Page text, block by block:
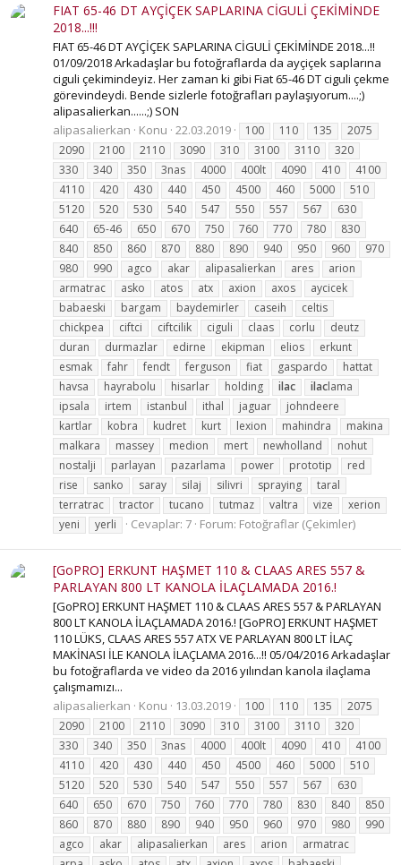
FIAT 65-46 DT AYÇİÇEK SAPLARINA CİGULİ ÇEKİMİNDE
2018...!!!
FIAT 65-46 DT AYÇİÇEK SAPLARINA CİGULİ ÇEKİMİNDE 2018...!!
01/09/2018 Arkadaşlar bu fotoğraflarda da ayçiçek saplarına
ciguli çekimindeyiz. Her zaman ki gibi Fiat 65-46 DT ciguli çekme
görevindeydi. Bende sizlerle fotoğrafları paylaşıyorum....;)
alipasalierkan......;) SON
alipasalierkan
Konu 22.03.2019 100 110 135
2075
2090
2100 2110 3090 310 3100 3110
320
330
340 350 3nas 4000 400lt 4090 410
4100
4110
420 430 440 450 4500 460 5000
510
5120
520 530 540 547 550 557 567
630
640
65-46 650 670 750 760 770 780
830
840
850 860 870 880 890 940 950 960
970
980
990 agco akar alipasalierkan ares
arion
armatrac
asko atos atx axion axos
aycicek
babaeski
bargam baydemirler caseih
celtis
chickpea
ciftci ciftcilik ciguli claas corlu
deutz
duran
durmazlar edirne ekipman elios
erkunt
esmak
fahr fendt ferguson fiat gaspardo
hattat
havsa
hayrabolu hisarlar holding ilac ilaclama
ipsala
irtem istanbul ithal jaguar
johndeere
kartlar
kobra kudret kurt lexion mahindra
makina
malkara
massey medion mert newholland
nohut
nostalji
parlayan pazarlama power prototip
red
rise
sanko saray silaj silivri spraying
taral
terratrac
tractor tucano tutmaz valtra vize
xerion
yeni
yerli Cevaplar: 7 Forum: Fotoğraflar (Çekimler)
[GoPRO] ERKUNT HAŞMET 110 & CLAAS ARES 557 &
PARLAYAN 800 LT KANOLA İLAÇLAMADA 2016.!
[GoPRO] ERKUNT HAŞMET 110 & CLAAS ARES 557 & PARLAYAN
800 LT KANOLA İLAÇLAMADA 2016.! [GoPRO] ERKUNT HAŞMET
110 LÜKS, CLAAS ARES 557 ATX VE PARLAYAN 800 LT İLAÇ
MAKİNASI İLE KANOLA İLAÇLAMA 2016...!! 05/04/2016 Arkadaşlar
bu fotoğraflarda ve video da 2016 yılından kanola ilaçlama
çalışmamızı...
alipasalierkan
Konu 13.03.2019 100 110 135
2075
2090
2100 2110 3090 310 3100 3110
320
330
340 350 3nas 4000 400lt 4090 410
4100
4110
420 430 440 450 4500 460 5000
510
5120
520 530 540 547 550 557 567
630
640
650 670 750 760 770 780 830 840
850
860
870 880 890 940 950 960 970 980
990
agco
akar alipasalierkan ares arion
armatrac